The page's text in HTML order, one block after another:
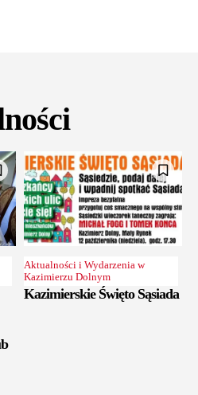
Aktualności i Wydarzenia w
Kazimierzu Dolnym
Kazimierskie Święto Sąsiada